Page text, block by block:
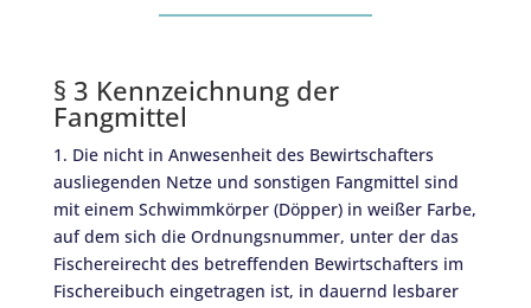
§ 3 Kennzeichnung der
Fangmittel
1. Die nicht in Anwesenheit des Bewirtschafters
ausliegenden Netze und sonstigen Fangmittel sind
mit einem Schwimmkörper (Döpper) in weißer Farbe,
auf dem sich die Ordnungsnummer, unter der das
Fischereirecht des betreffenden Bewirtschafters im
Fischereibuch eingetragen ist, in dauernd lesbarer